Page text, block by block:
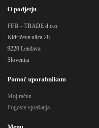
O podjetju
FFB – TRADE d.o.o.
Kidričeva ulica 28
9220 Lendava
Slovenija
Pomoč uporabnikom
Moj račun
Pogosta vprašanja